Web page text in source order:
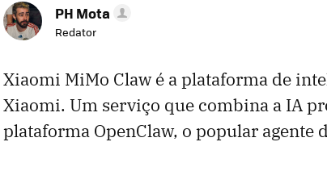
PH Mota
Redator
Xiaomi MiMo Claw é a plataforma de
Xiaomi. Um serviço que combina a IA
plataforma OpenClaw, o popular agente